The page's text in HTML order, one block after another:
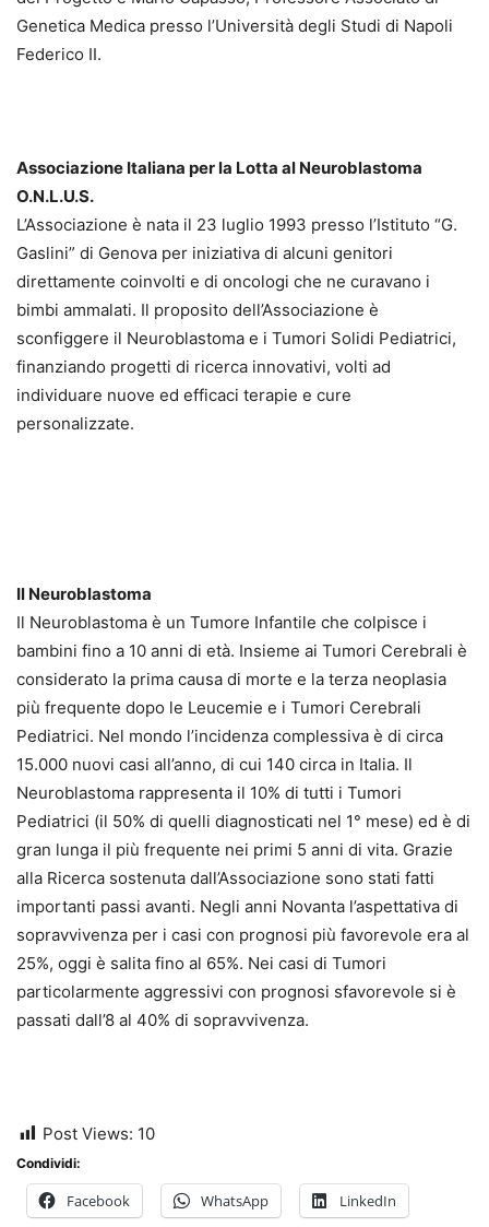
Genetica Medica presso l’Università degli Studi di Napoli
Federico II.
Associazione Italiana per la Lotta al Neuroblastoma
O.N.L.U.S.
L’Associazione è nata il 23 luglio 1993 presso l’Istituto “G.
Gaslini” di Genova per iniziativa di alcuni genitori
direttamente coinvolti e di oncologi che ne curavano i
bimbi ammalati. Il proposito dell’Associazione è
sconfiggere il Neuroblastoma e i Tumori Solidi Pediatrici,
finanziando progetti di ricerca innovativi, volti ad
individuare nuove ed efficaci terapie e cure
personalizzate.
Il Neuroblastoma
Il Neuroblastoma è un Tumore Infantile che colpisce i
bambini fino a 10 anni di età. Insieme ai Tumori Cerebrali è
considerato la prima causa di morte e la terza neoplasia
più frequente dopo le Leucemie e i Tumori Cerebrali
Pediatrici. Nel mondo l’incidenza complessiva è di circa
15.000 nuovi casi all’anno, di cui 140 circa in Italia. Il
Neuroblastoma rappresenta il 10% di tutti i Tumori
Pediatrici (il 50% di quelli diagnosticati nel 1° mese) ed è di
gran lunga il più frequente nei primi 5 anni di vita. Grazie
alla Ricerca sostenuta dall’Associazione sono stati fatti
importanti passi avanti. Negli anni Novanta l’aspettativa di
sopravvivenza per i casi con prognosi più favorevole era al
25%, oggi è salita fino al 65%. Nei casi di Tumori
particolarmente aggressivi con prognosi sfavorevole si è
passati dall’8 al 40% di sopravvivenza.
Post Views: 10
Condividi:
Facebook WhatsApp LinkedIn